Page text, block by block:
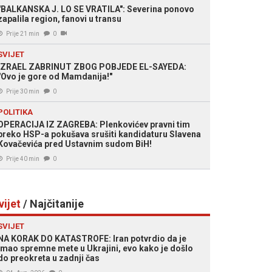
J. LO SE VRATILA": Severina ponovo
region, fanovi u transu
Prije 21 min 0
ZABRINUT ZBOG POBJEDE EL-SAYEDA:
je gore od Mamdanija!"
Prije 30 min 0
IZ ZAGREBA: Plenkovićev pravni tim
HSP-a pokušava srušiti kandidaturu Slavena
pred Ustavnim sudom BiH!
Prije 40 min 0
/ Najčitanije
KORAK DO KATASTROFE: Iran potvrdio da je
spremne mete u Ukrajini, evo kako je došlo
preokreta u zadnji čas